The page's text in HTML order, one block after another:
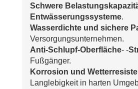
Schwere
Entwässerungssysteme.
Wasserdichte und sichere
Versorgungsunternehmen.
Anti-Schlupf-Oberfläche- -
Fußgänger.
Korrosion und
Langlebigkeit in harten